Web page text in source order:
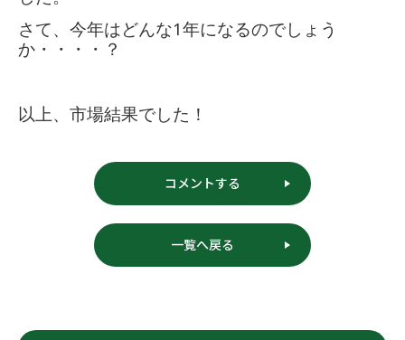
さて、今年はどんな1年になるのでしょう
か・・・・？
以上、市場結果でした！
コメントする
一覧へ戻る